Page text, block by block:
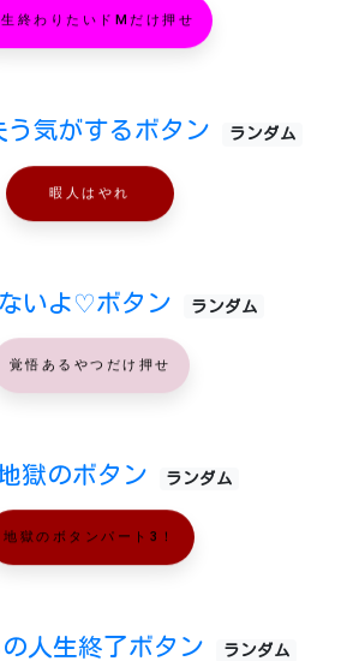
終わりたいドMだけ押せ
う気がするボタン ランダム
暇人はやれ
ないよ♡ボタン ランダム
覚悟あるやつだけ押せ
獄のボタン ランダム
地獄のボタンパート3！
の人生終了ボタン ランダム